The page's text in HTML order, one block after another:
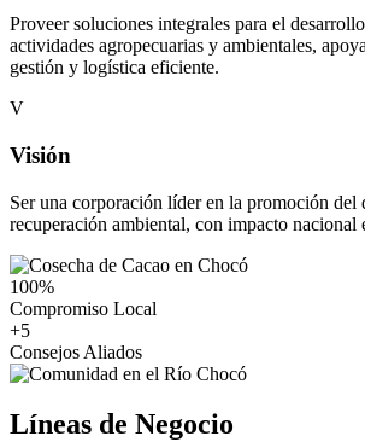
Proveer soluciones integrales para el
actividades agropecuarias y ambientales,
gestión y logística eficiente.
V
Visión
Ser una corporación líder en la promoción del
recuperación ambiental, con impacto nacional
100%
Compromiso Local
+5
Consejos Aliados
Líneas de Negocio